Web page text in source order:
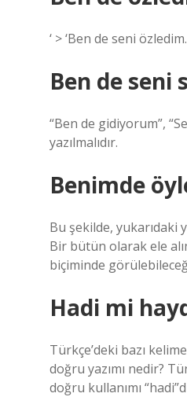
‘ > ‘Ben de seni
Ben de seni
“Ben de gidiyorum”,
yazılmalıdır.
Benimde
Bu şekilde, yukarıdaki
Bir bütün olarak ele
biçiminde
Hadi mi
Türkçe’deki bazı
doğru yazımı nedir?
doğru kullanımı